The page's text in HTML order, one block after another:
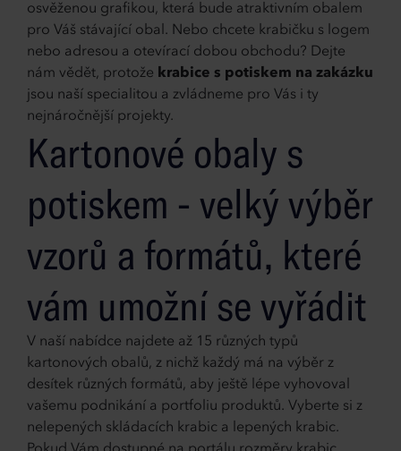
osvěženou grafikou, která bude atraktivním obalem
pro Váš stávající obal. Nebo chcete krabičku s logem
nebo adresou a otevírací dobou obchodu? Dejte
nám vědět, protože krabice s potiskem na zakázku
jsou naší specialitou a zvládneme pro Vás i ty
nejnáročnější projekty.
Kartonové obaly s
potiskem - velký výběr
vzorů a formátů, které
vám umožní se vyřádit
V naší nabídce najdete až 15 různých typů
kartonových obalů, z nichž každý má na výběr z
desítek různých formátů, aby ještě lépe vyhovoval
vašemu podnikání a portfoliu produktů. Vyberte si z
nelepených skládacích krabic a lepených krabic.